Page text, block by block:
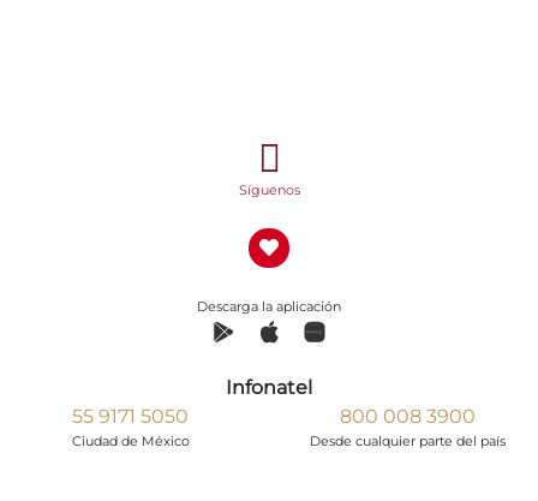
Síguenos
Descarga la aplicación
Infonatel
55 9171 5050
Ciudad de México
800 008 3900
Desde cualquier parte del país